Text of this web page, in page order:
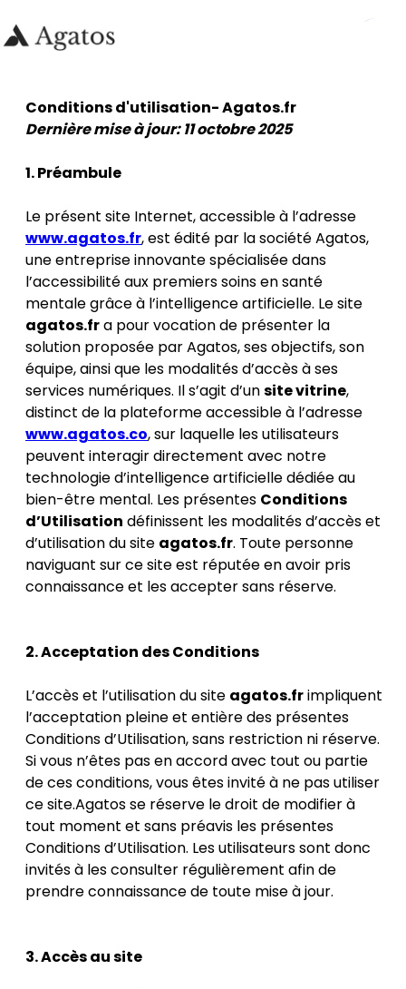
Conditions d'utilisation- Agatos.fr
Dernière mise à jour: 11 octobre 2025
1. Préambule
Le présent site Internet, accessible à l’adresse
www.agatos.fr, est édité par la société Agatos,
une entreprise innovante spécialisée dans
l’accessibilité aux premiers soins en santé
mentale grâce à l’intelligence artificielle. Le site
agatos.fra pour vocation de présenter la
solution proposée par Agatos, ses objectifs, son
équipe, ainsi que les modalités d’accès à ses
services numériques. Il s’agit d’unsite vitrine,
distinct de la plateforme accessible à l’adresse
www.agatos.co, sur laquelle les utilisateurs
peuvent interagir directement avec notre
technologie d’intelligence artificielle dédiée au
bien-être mental. Les présentes Conditions
d’Utilisation définissent les modalités d’accès et
d’utilisation du site agatos.fr. Toute personne
naviguant sur ce site est réputée en avoir pris
connaissance et les accepter sans réserve.
2. Acceptation des Conditions
L’accès et l’utilisation du site agatos.frimpliquent
l’acceptation pleine et entière des présentes
Conditions d’Utilisation, sans restriction ni réserve.
Si vous n’êtes pas en accord avec tout ou partie
de ces conditions, vous êtes invité à ne pas utiliser
ce site.Agatos se réserve le droit de modifier à
tout moment et sans préavis les présentes
Conditions d’Utilisation. Les utilisateurs sont donc
invités à les consulter régulièrement afin de
prendre connaissance de toute mise à jour.
3. Accès au site